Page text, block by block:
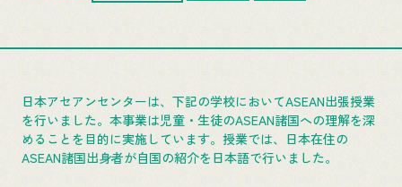
日本アセアンセンターは、下記の学校においてASEAN出張授業
を行いました。本事業は児童・生徒のASEAN諸国への理解を深
めることを目的に実施しています。授業では、日本在住の
ASEAN諸国出身者が自国の紹介を日本語で行いました。